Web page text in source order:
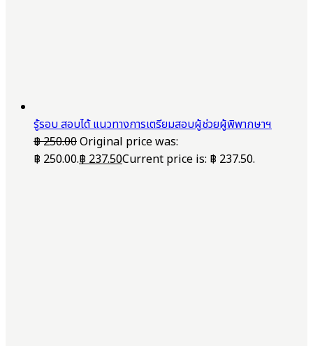
รู้รอบ สอบได้ แนวทางการเตรียมสอบผู้ช่วยผู้พิพากษาฯ
฿250.00Original price was:
฿ 250.00.฿237.50Current price is: ฿ 237.50.